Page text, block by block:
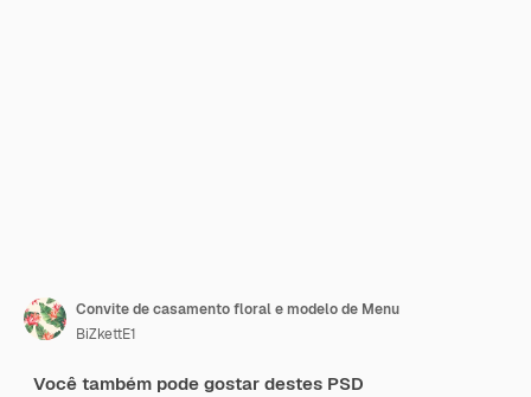
Convite de casamento floral e modelo de Menu
BiZkettE1
Você também pode gostar destes PSD